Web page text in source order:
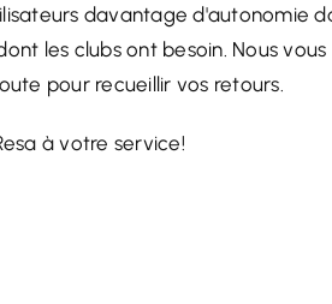
davantage d'autonomie
les clubs ont besoin. Nous
pour recueillir vos retours.
à votre service!